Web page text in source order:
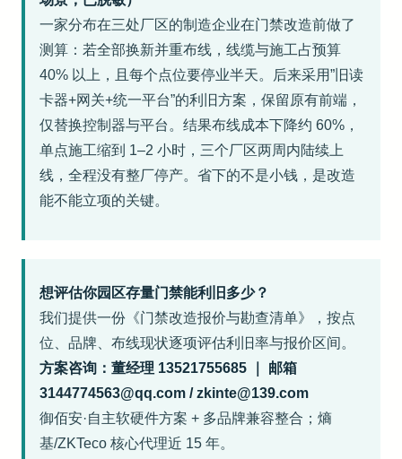
一家分布在三处厂区的制造企业在门禁改造前做了
测算：若全部换新并重布线，线缆与施工占预算
40% 以上，且每个点位要停业半天。后来采用”旧读
卡器+网关+统一平台”的利旧方案，保留原有前端，
仅替换控制器与平台。结果布线成本下降约 60%，
单点施工缩到 1–2 小时，三个厂区两周内陆续上
线，全程没有整厂停产。省下的不是小钱，是改造
能不能立项的关键。
想评估你园区存量门禁能利旧多少？
我们提供一份《门禁改造报价与勘查清单》，按点
位、品牌、布线现状逐项评估利旧率与报价区间。
方案咨询：董经理 13521755685 ｜ 邮箱
3144774563@qq.com / zkinte@139.com
御佰安·自主软硬件方案 + 多品牌兼容整合；熵
基/ZKTeco 核心代理近 15 年。